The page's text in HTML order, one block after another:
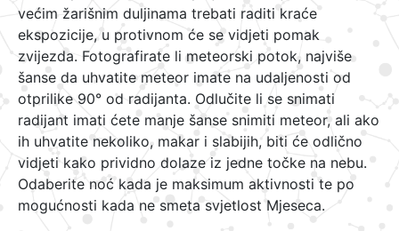
većim žarišnim duljinama trebati raditi kraće
ekspozicije, u protivnom će se vidjeti pomak
zvijezda. Fotografirate li meteorski potok, najviše
šanse da uhvatite meteor imate na udaljenosti od
otprilike 90° od radijanta. Odlučite li se snimati
radijant imati ćete manje šanse snimiti meteor, ali ako
ih uhvatite nekoliko, makar i slabijih, biti će odlično
vidjeti kako prividno dolaze iz jedne točke na nebu.
Odaberite noć kada je maksimum aktivnosti te po
mogućnosti kada ne smeta svjetlost Mjeseca.